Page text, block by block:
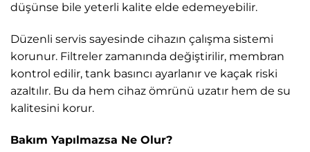
düşünse bile yeterli kalite elde edemeyebilir.
Düzenli servis sayesinde cihazın çalışma sistemi
korunur. Filtreler zamanında değiştirilir, membran
kontrol edilir, tank basıncı ayarlanır ve kaçak riski
azaltılır. Bu da hem cihaz ömrünü uzatır hem de su
kalitesini korur.
Bakım Yapılmazsa Ne Olur?